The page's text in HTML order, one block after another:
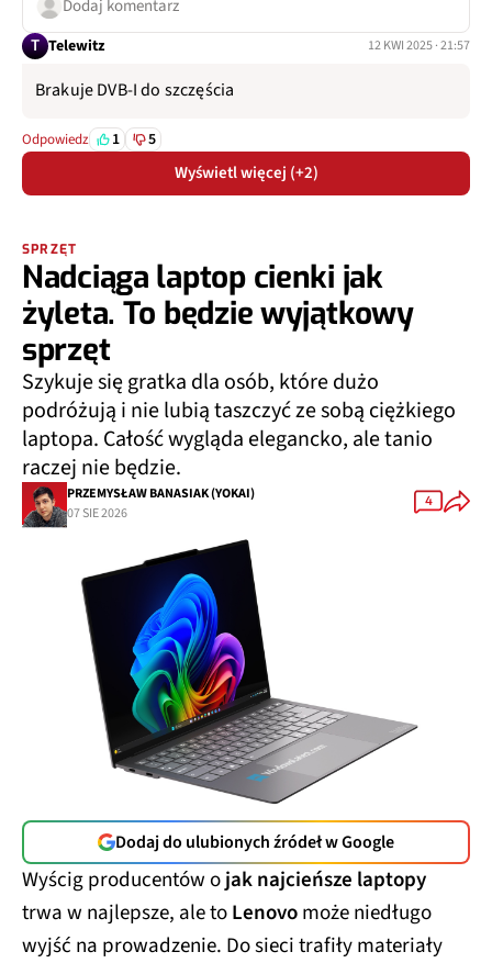
Dodaj komentarz
T Telewitz 12 KWI 2025 · 21:57
Brakuje DVB-I do szczęścia
Odpowiedz 1 5
Wyświetl więcej (+2)
SPRZĘT
Nadciąga laptop cienki jak
żyleta. To będzie wyjątkowy
sprzęt
Szykuje się gratka dla osób, które dużo
podróżują i nie lubią taszczyć ze sobą ciężkiego
laptopa. Całość wygląda elegancko, ale tanio
raczej nie będzie.
PRZEMYSŁAW BANASIAK (YOKAI)
07 SIE 2026
4
Dodaj do ulubionych źródeł w Google
Wyścig producentów ojak najcieńsze laptopy
trwa w najlepsze, ale toLenovomoże niedługo
wyjść na prowadzenie. Do sieci trafiły materiały